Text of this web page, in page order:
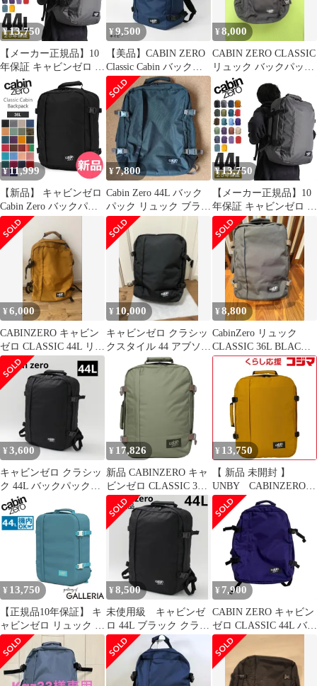
¥13,750
【メーカー正規品】10
年保証 キャビンゼロ ク
ラシック リュック 44L
機内持ち込み 大容量 旅
行 通勤 通学 バックパ
ック メンズ レディース
CABIN ZERO CLASSIC
44、サングリアレッド
¥9,500
【美品】CABIN ZERO
Classic Cabin バックパ
ック36L
¥8,000
CABIN ZERO CLASSIC
リュック バックパッ
ク 44L 黒
¥11,999
【新品】 キャビンゼロ
Cabin Zero バックパッ
ク リュック バッグ ク
ラシック 36L 機内持ち
込み 旅行 出張 通勤 大
容量 アウトドア Classic
Cabin Backpack CZ17 父
の カラー1 [CAB-95]
¥7,800
Cabin Zero 44L バック
パック リュック ブラッ
クサンド
¥13,750
【メーカー正規品】10
年保証 キャビンゼロ ク
ラシック リュック 44L
機内持ち込み 大容量 旅
行 通勤 通学 バックパ
ック メンズ レディース
CABIN ZERO CLASSIC
44、オリジナルグレー
¥6,000
CABINZERO キャビン
ゼロ CLASSIC 44L リュ
ック バックパック
¥ 10,000
キャビンゼロ クラシッ
クスタイル 44 アブソリ
ュートブラック
¥8,800
CabinZero リュック
CLASSIC 36L BLACK
SAND
¥3,600
キャビンゼロ クラシッ
ク 44L バックパック
CABINZEROCLASSIC
¥ 17,826
新品 CABINZERO キャ
ビンゼロ CLASSIC 36L
GEORGIAN KHAKI
¥ 13,750
【 新品 未開封 】
UNBY CABINZERO
CZ-061309 未使用 送料
無料
¥ 13,750
【正規品10年保証】 キ
ャビンゼロ リュック メ
ンズ レディース バック
パック 大容量
CABINZERO カジュア
ル リュックサック A3
¥8,500
未使用級 キャビンゼ
ロ 44L ブラック クラシ
ック
¥ 7,900
CABIN ZERO キャビン
ゼロ CLASSIC 44L バッ
クパック